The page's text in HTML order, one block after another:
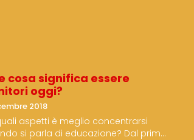
cosa significa essere
oggi?
2018
aspetti è meglio concentrarsi
si parla di educazione? Dal primo